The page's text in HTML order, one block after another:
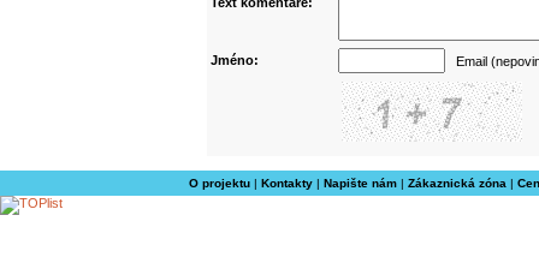
Jméno: Email
O projektu| Kontakty| Napište nám| Zákaznická zóna |